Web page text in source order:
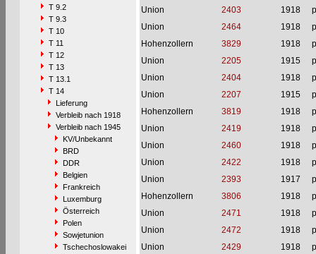
T 9.2
T 9.3
T 10
T 11
T 12
T 13
T 13.1
T 14
Lieferung
Verbleib nach 1918
Verbleib nach 1945
KV/Unbekannt
BRD
DDR
Belgien
Frankreich
Luxemburg
Österreich
Polen
Sowjetunion
Tschechoslowakei
Union
2403 1918
Union
2464 1918
Hohenzollern
3829 1918
Union
2205 1915
Union
2404 1918
Union
2207 1915
Hohenzollern
3819 1918
Union
2419 1918
Union
2460 1918
Union
2422 1918
Union
2393 1917
Hohenzollern
3806 1918
Union
2471 1918
Union
2472 1918
Union
2429 1918